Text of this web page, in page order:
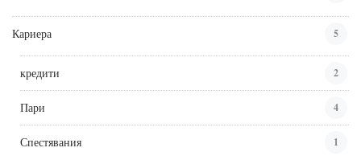
Кариера 5
кредити 2
Пари 4
Спестявания 1